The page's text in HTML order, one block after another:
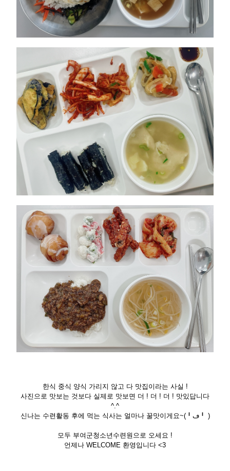
한식 중식 양식 가리지 않고 다 맛집이라는 사실 !
사진으로 맛보는 것보다 실제로 맛보면 더 ! 더 ! 더 ! 맛있답니다
^.^
신나는 수련활동 후에 먹는 식사는 얼마나 꿀맛이게요~(╹ڡ╹ )
모두 부여군청소년수련원으로 오세요 !
언제나 WELCOME 환영입니다 <3